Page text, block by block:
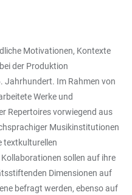
Motivationen, Kontexte
der Produktion
Jahrhundert. Im Rahmen von
Werke und
Repertoires vorwiegend aus
Musikinstitutionen
textkulturellen
sollen auf ihre
Dimensionen auf
befragt werden, ebenso auf